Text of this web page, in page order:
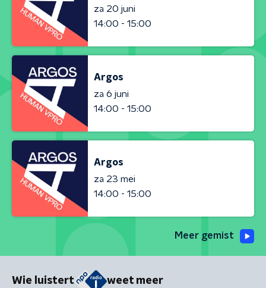
za 20 juni
14:00 - 15:00
Argos
za 6 juni
14:00 - 15:00
Argos
za 23 mei
14:00 - 15:00
Meer gemist
Wie luistert weet meer